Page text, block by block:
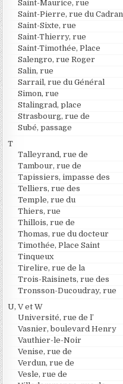
Saint-Maurice, rue
Saint-Pierre, rue du Cadran
Saint-Sixte, rue
Saint-Thierry, rue
Saint-Timothée, Place
Salengro, rue Roger
Salin, rue
Sarrail, rue du Général
Simon, rue
Stalingrad, place
Strasbourg, rue de
Subé, passage
T
Talleyrand, rue de
Tambour, rue de
Tapissiers, impasse des
Telliers, rue des
Temple, rue du
Thiers, rue
Thillois, rue de
Thomas, rue du docteur
Timothée, Place Saint
Tinqueux
Tirelire, rue de la
Trois-Raisinets, rue des
Tronsson-Ducoudray, rue
U, V et W
Université, rue de l’
Vasnier, boulevard Henry
Vauthier-le-Noir
Venise, rue de
Verdun, rue de
Vesle, rue de